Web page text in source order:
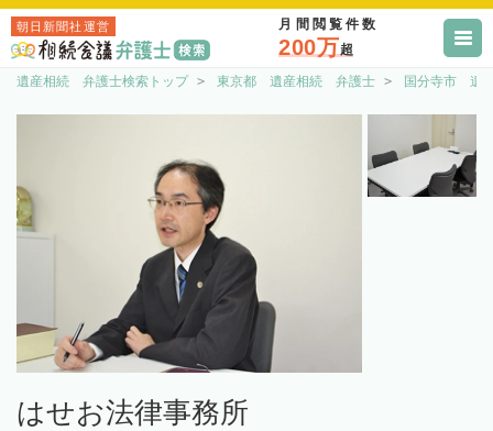
朝日新聞社運営 月間閲覧件数
200万超
遺産相続 弁護士検索トップ 東京都 遺産相続 弁護士 国分寺市 遺
はせお法律事務所